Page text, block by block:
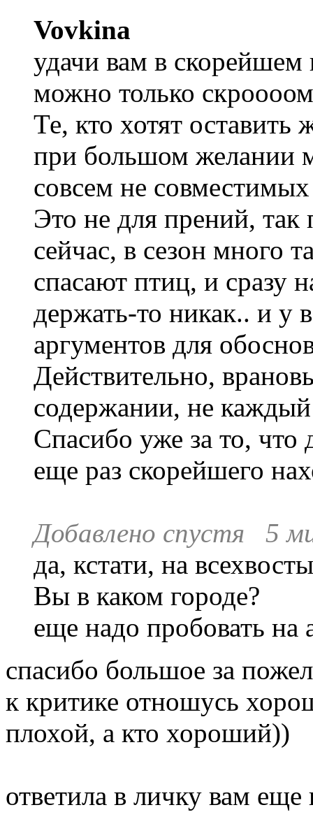
Vovkina
удачи вам в скорейшем
можно только
Те, кто хотят оставить
при большом желании
совсем не
Это не для прений, так
сейчас, в сезон много
спасают птиц, и сразу
держать-то никак.. и у
аргументов для
Действительно,
содержании, не каждый
Спасибо уже за то,
еще раз скорейшего
Добавлено спустя 5
да, кстати, на
Вы в каком городе?
еще надо пробовать на
спасибо большое за
к критике отношусь
плохой, а кто хороший))
ответила в личку вам еще